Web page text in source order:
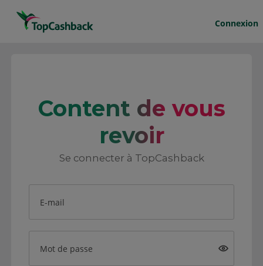
Connexion
Content de vous
revoir
Se connecter à TopCashback
E-mail
Mot de passe